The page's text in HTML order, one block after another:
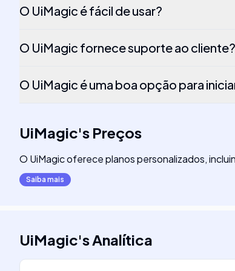
O UiMagic é fácil de usar?
O UiMagic fornece suporte ao cliente?
O UiMagic é uma boa opção para
UiMagic's Preços
O UiMagic oferece planos personalizados,
Saiba mais
UiMagic'sAnalítica